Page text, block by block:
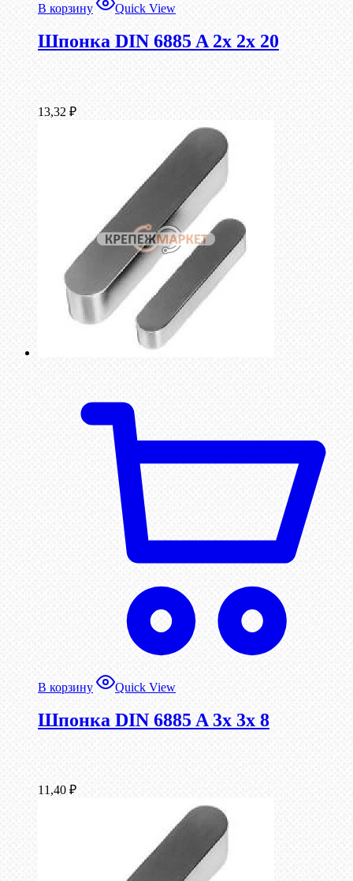
В корзину Quick View
Шпонка DIN 6885 A 2x 2x 20
13,32 ₽
В корзину Quick View
Шпонка DIN 6885 A 3x 3x 8
11,40 ₽